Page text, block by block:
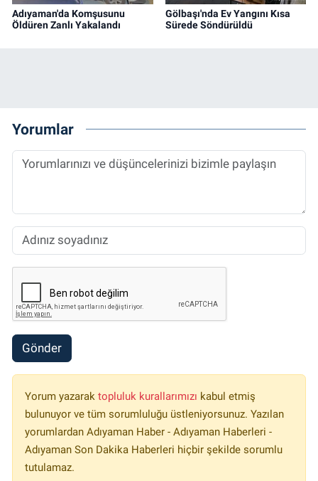
Adıyaman'da Komşusunu
Öldüren Zanlı Yakalandı
Gölbaşı'nda Ev Yangını Kısa
Sürede Söndürüldü
Yorumlar
Gönder
Yorum yazarak topluluk kurallarımızı kabul etmiş
bulunuyor ve tüm sorumluluğu üstleniyorsunuz. Yazılan
yorumlardan Adıyaman Haber - Adıyaman Haberleri -
Adıyaman Son Dakika Haberleri hiçbir şekilde sorumlu
tutulamaz.